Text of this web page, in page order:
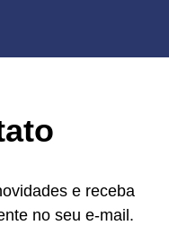
e receba
no seu e-mail.